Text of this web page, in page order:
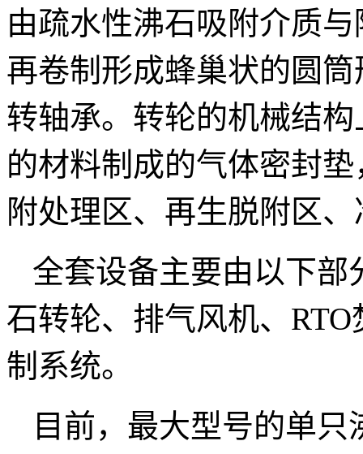
由疏水性沸石吸附介质
再卷制形成蜂巢状的圆
转轴承。转轮的机械结
的材料制成的气体密封
附处理区、再生脱附区
全套设备主要由以下部
石转轮、排气风机、
制系统。
目前，最大型号的单